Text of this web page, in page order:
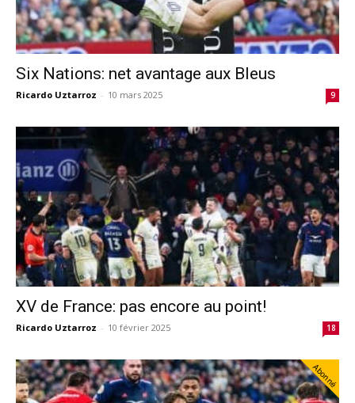
Six Nations: net avantage aux Bleus
Ricardo Uztarroz - 10 mars 2025 9
XV de France: pas encore au point!
Ricardo Uztarroz - 10 février 2025 18
Abonné